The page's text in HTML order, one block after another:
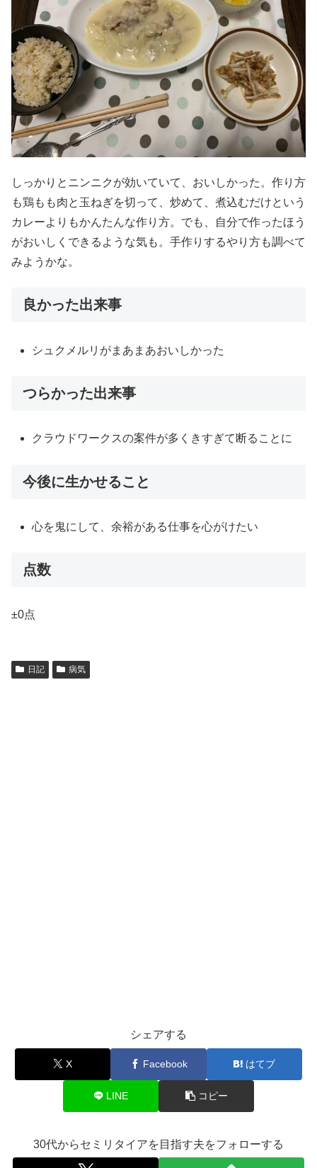
しっかりとニンニクが効いていて、おいしかった。作り方
も鶏もも肉と玉ねぎを切って、炒めて、煮込むだけという
カレーよりもかんたんな作り方。でも、自分で作ったほう
がおいしくできるような気も。手作りするやり方も調べて
みようかな。
良かった出来事
シュクメルリがまあまあおいしかった
つらかった出来事
クラウドワークスの案件が多くきすぎて断ることに
今後に生かせること
心を鬼にして、余裕がある仕事を心がけたい
点数
±0点
日記 病気
シェアする
X Facebook はてブ
LINE コピー
30代からセミリタイアを目指す夫をフォローする